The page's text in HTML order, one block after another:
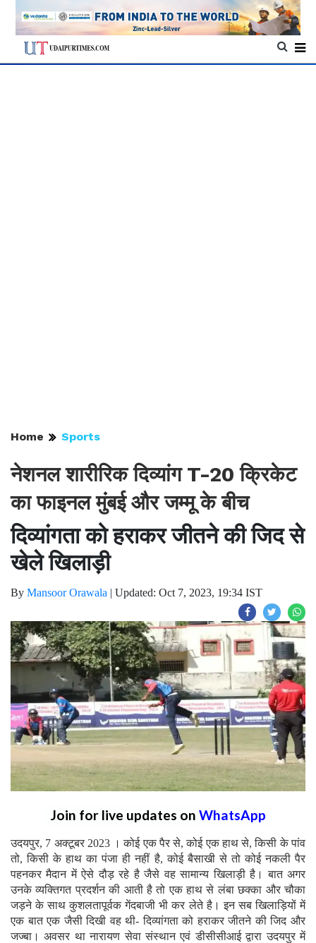
Home Sports
नेशनल शारीरिक दिव्यांग T-20 क्रिकेट
का फाइनल मुंबई और जम्मू के बीच
दिव्यांगता को हराकर जीतने की जिद से
खेले खिलाड़ी
By Mansoor Orawala | Updated: Oct 7, 2023, 19:34 IST
Join for live updates on WhatsApp
उदयपुर, 7 अक्टूबर 2023 । कोई एक पैर से, कोई एक हाथ से, किसी के पांव
तो, किसी के हाथ का पंजा ही नहीं है, कोई बैसाखी से तो कोई नकली पैर
पहनकर मैदान में ऐसे दौड़ रहे है जैसे वह सामान्य खिलाड़ी है। बात अगर
उनके व्यक्तिगत प्रदर्शन की आती है तो एक हाथ से लंबा छक्का और चौका
जड़ने के साथ कुशलतापूर्वक गेंदबाजी भी कर लेते है। इन सब खिलाड़ियों में
एक बात एक जैसी दिखी वह थी- दिव्यांगता को हराकर जीतने की जिद और
जज्बा। अवसर था नारायण सेवा संस्थान एवं डीसीसीआई द्वारा उदयपुर में